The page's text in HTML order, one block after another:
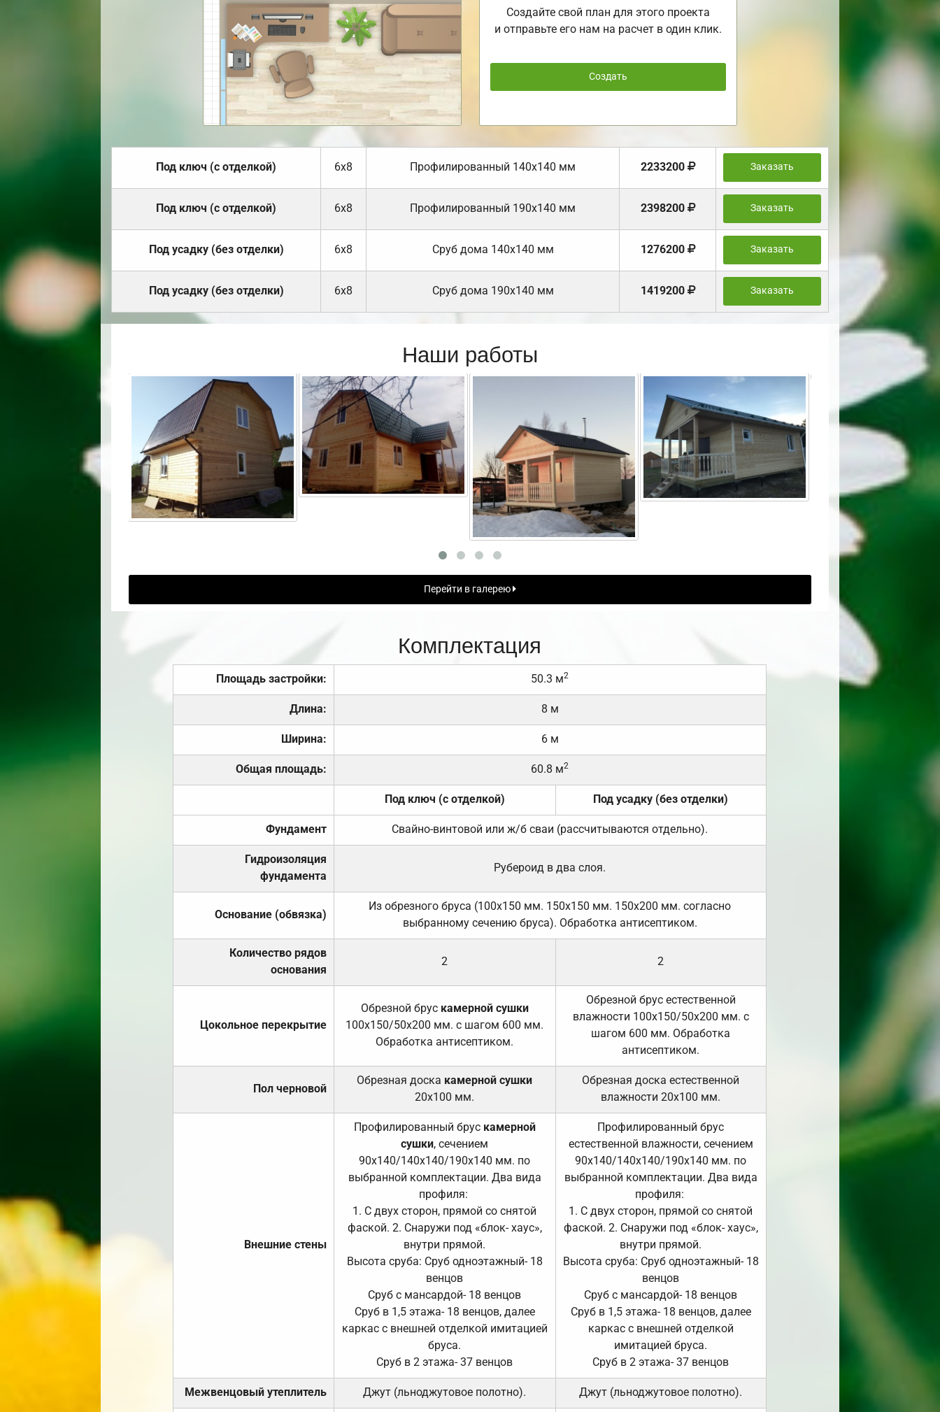
Создайте свой план для этого проекта
и отправьте его нам на расчет в один клик.
Создать
Под ключ (с отделкой) 6х8 Профилированный 140х140 мм 2233200 Заказать
Под ключ (с отделкой) 6х8 Профилированный 190х140 мм 2398200 Заказать
Под усадку (без отделки) 6х8 Cруб дома 140х140 мм 1276200 Заказать
Под усадку (без отделки) 6х8 Cруб дома 190х140 мм 1419200 Заказать
Наши работы
Перейти в галерею
Комплектация
Площадь застройки: 50.3 м2
Длина: 8 м
Ширина: 6 м
Общая площадь: 60.8 м2
Под ключ (с отделкой) Под усадку (без отделки)
Фундамент Свайно-винтовой или ж/б сваи (рассчитываются отдельно).
Гидроизоляция
фундамента
Рубероид в два слоя.
Основание (обвязка)
Из обрезного бруса (100х150 мм. 150х150 мм. 150х200 мм. согласно
выбранному сечению бруса). Обработка антисептиком.
Количество рядов
основания
2 2
Цокольное перекрытие
Обрезной брус камерной сушки
100х150/50х200 мм. с шагом 600 мм.
Обработка антисептиком.
Обрезной брус естественной
влажности 100х150/50х200 мм. с
шагом 600 мм. Обработка
антисептиком.
Пол черновой
Обрезная доска камерной сушки
20х100 мм.
Обрезная доска естественной
влажности 20х100 мм.
Внешние стены
Профилированный брус камерной
сушки, сечением
90х140/140х140/190х140 мм. по
выбранной комплектации. Два вида
профиля:
1. С двух сторон, прямой со снятой
фаской. 2. Снаружи под «блок- хаус»,
внутри прямой.
Высота сруба: Сруб одноэтажный- 18
венцов
Сруб с мансардой- 18 венцов
Сруб в 1,5 этажа- 18 венцов, далее
каркас с внешней отделкой имитацией
бруса.
Сруб в 2 этажа- 37 венцов
Профилированный брус
естественной влажности, сечением
90х140/140х140/190х140 мм. по
выбранной комплектации. Два вида
профиля:
1. С двух сторон, прямой со снятой
фаской. 2. Снаружи под «блок- хаус»,
внутри прямой.
Высота сруба: Сруб одноэтажный- 18
венцов
Сруб с мансардой- 18 венцов
Сруб в 1,5 этажа- 18 венцов, далее
каркас с внешней отделкой
имитацией бруса.
Сруб в 2 этажа- 37 венцов
Межвенцовый утеплитель Джут (льноджутовое полотно). Джут (льноджутовое полотно).